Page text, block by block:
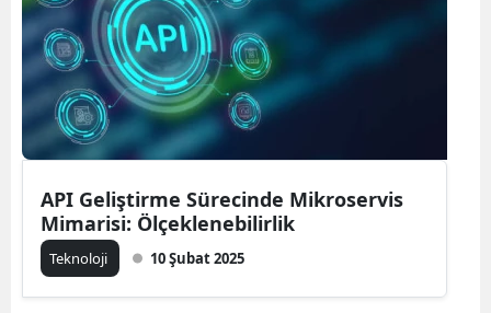
Burdur
Bursa
Çankırı
API Geliştirme Sürecinde Mikroservis
Mimarisi: Ölçeklenebilirlik
Teknoloji 10 Şubat 2025